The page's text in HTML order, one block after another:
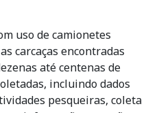
uso de camionetes
carcaças encontradas
até centenas de
incluindo dados
pesqueiras, coleta